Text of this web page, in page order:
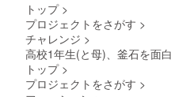
トップ >
プロジェクトをさがす >
チャレンジ >
高校1年生(と母)、釜石を面
トップ >
プロジェクトをさがす >